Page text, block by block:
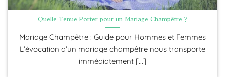
Quelle Tenue Porter pour un Mariage Champêtre ?
Mariage Champêtre : Guide pour Hommes et Femmes
L’évocation d’un mariage champêtre nous transporte
immédiatement [...]